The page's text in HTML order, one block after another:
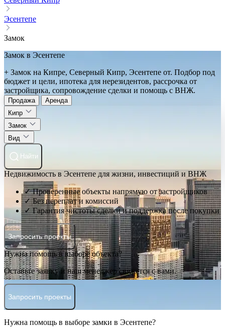
Эсентепе
Замок
Замок в Эсентепе
+ Замок на Кипре, Северный Кипр, Эсентепе от. Подбор под
бюджет и цели, ипотека для нерезидентов, рассрочка от
застройщика, сопровождение сделки и помощь с ВНЖ.
Продажа
Аренда
Кипр
Замок
Вид
Найти
Недвижимость в Эсентепе для жизни, инвестиций и ВНЖ
✓ Проверенные объекты напрямую от застройщиков
✓ Без переплат и комиссий
✓ Гарантия чистоты сделки и поддержка после покупки
Запросить проекты
Нужна помощь в выборе объекта?
Оставьте заявку и наш менеджер свяжется с вами.
Запросить проекты
Нужна помощь в выборе замки в Эсентепе?